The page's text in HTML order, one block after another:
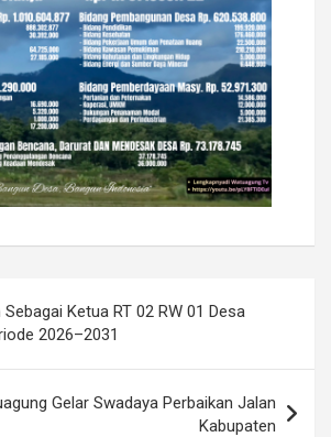
Ketua RT 02 RW 01 Desa
2026–2031
Gelar Swadaya Perbaikan Jalan
Kabupaten